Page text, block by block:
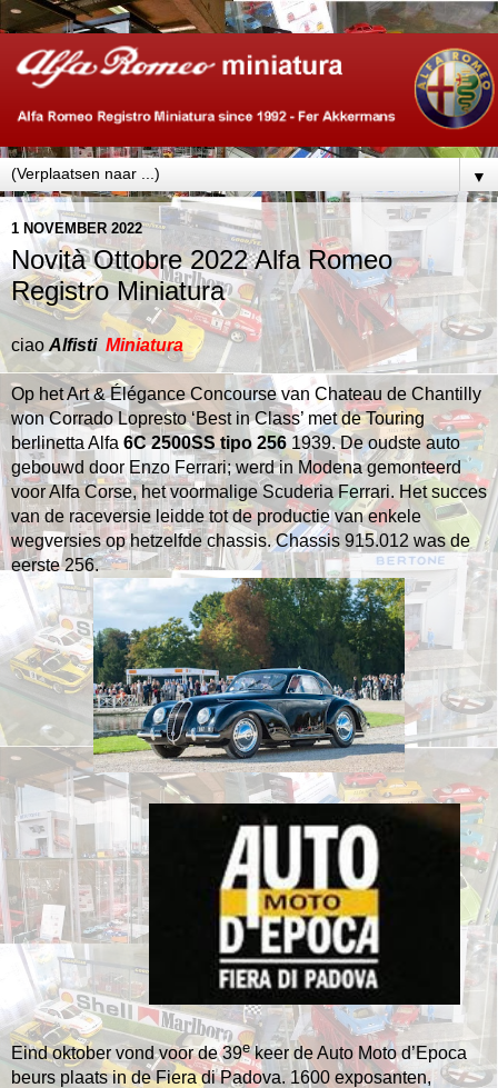
▼
1 NOVEMBER 2022
Novità Ottobre 2022 Alfa Romeo
Registro Miniatura
ciao AlfistiMiniatura
Op het Art & Élégance Concourse van Chateau de Chantilly
won Corrado Lopresto ‘Best in Class’ met de Touring
berlinetta Alfa 6C 2500SS tipo 256 1939.De oudste auto
gebouwd door Enzo Ferrari; werd in Modena gemonteerd
voor Alfa Corse, het voormalige Scuderia Ferrari. Het succes
van de raceversie leidde tot de productie van enkele
wegversies op hetzelfde chassis.Chassis 915.012 was de
eerste 256.
Eind oktober vond voor de 39ekeer de Auto Moto d’Epoca
beurs plaats in de Fiera di Padova. 1600 exposanten,